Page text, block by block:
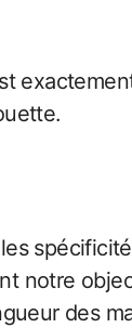
notre
des